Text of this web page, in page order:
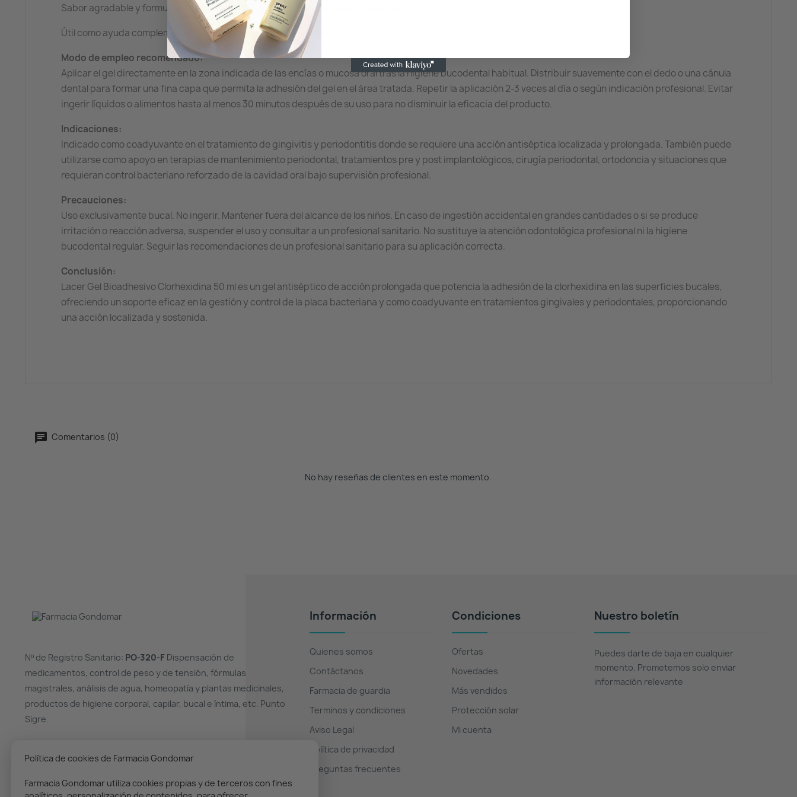
Sabor agradable y formulación sin alcohol y sin gluten para una mejor tolerancia.
Útil como ayuda complementaria en higiene bucodental específica.
Modo de empleo recomendado:
Aplicar el gel directamente en la zona indicada de las encías o mucosa oral tras la higiene bucodental habitual. Distribuir suavemente con el dedo o una cánula
dental para formar una fina capa que permita la adhesión del gel en el área tratada. Repetir la aplicación 2-3 veces al día o según indicación profesional. Evitar
ingerir líquidos o alimentos hasta al menos 30 minutos después de su uso para no disminuir la eficacia del producto.
Indicaciones:
Indicado como coadyuvante en el tratamiento de gingivitis y periodontitis donde se requiere una acción antiséptica localizada y prolongada. También puede
utilizarse como apoyo en terapias de mantenimiento periodontal, tratamientos pre y post implantológicos, cirugía periodontal, ortodoncia y situaciones que
requieran control bacteriano reforzado de la cavidad oral bajo supervisión profesional.
Precauciones:
Uso exclusivamente bucal. No ingerir. Mantener fuera del alcance de los niños. En caso de ingestión accidental en grandes cantidades o si se produce
irritación o reacción adversa, suspender el uso y consultar a un profesional sanitario. No sustituye la atención odontológica profesional ni la higiene
bucodental regular. Seguir las recomendaciones de un profesional sanitario para su aplicación correcta.
Conclusión:
Lacer Gel Bioadhesivo Clorhexidina 50 ml es un gel antiséptico de acción prolongada que potencia la adhesión de la clorhexidina en las superficies bucales,
ofreciendo un soporte eficaz en la gestión y control de la placa bacteriana y como coadyuvante en tratamientos gingivales y periodontales, proporcionando
una acción localizada y sostenida.
Comentarios (0)
No hay reseñas de clientes en este momento.
Nº de Registro Sanitario: PO-320-FDispensación de
medicamentos, control de peso y de tensión, fórmulas
magistrales, análisis de agua, homeopatía y plantas medicinales,
productos de higiene corporal, capilar, bucal e íntima, etc. Punto
Sigre.
(+34) 986 36 00 02
Información
Quienes somos
Contáctanos
Farmacia de guardia
Terminos y condiciones
Aviso Legal
Política de privacidad
Preguntas frecuentes
Condiciones
Ofertas
Novedades
Más vendidos
Protección solar
Mi cuenta
Nuestro boletín
Puedes darte de baja en cualquier
momento. Prometemos solo enviar
información relevante
Política de cookies de Farmacia Gondomar
Farmacia Gondomar utiliza cookies propias y de terceros con fines